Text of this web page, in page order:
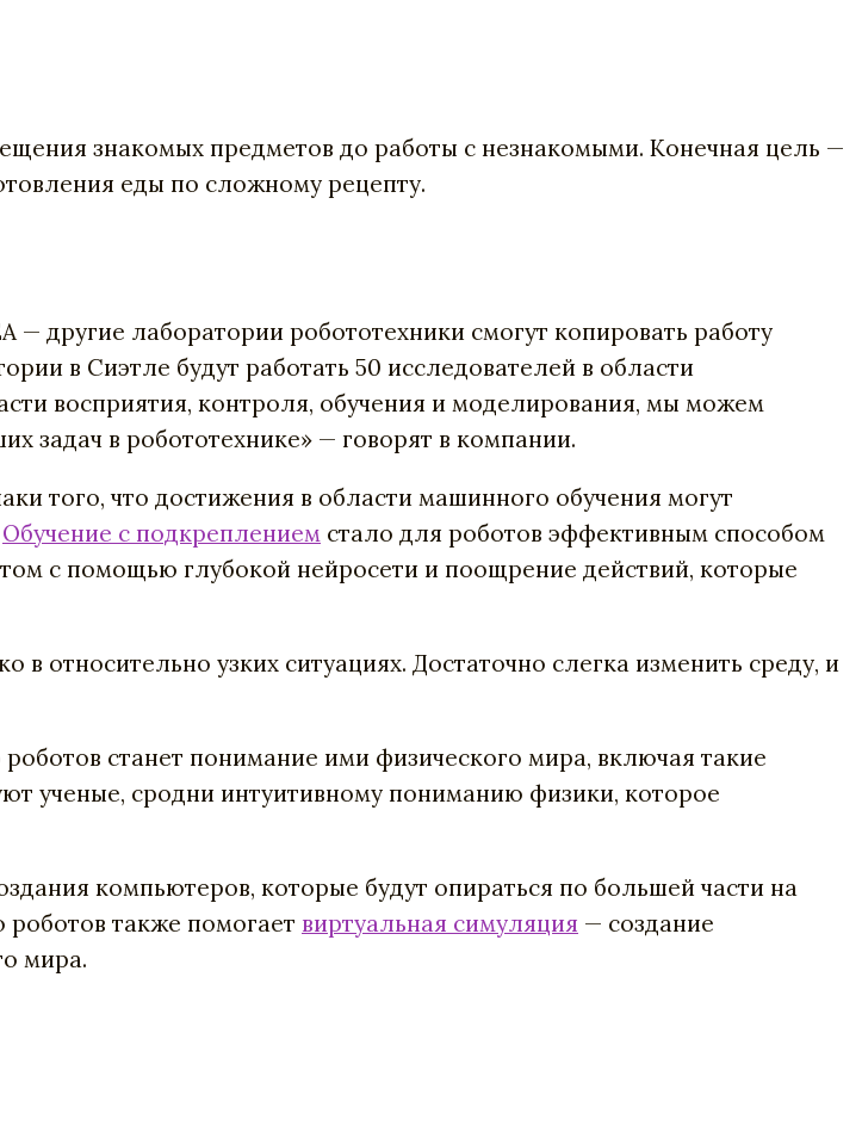
знакомых предметов до работы с незнакомыми. Конечная цель —
еды по сложному рецепту.
другие лаборатории робототехники смогут копировать работу
в Сиэтле будут работать 50 исследователей в области
восприятия, контроля, обучения и моделирования, мы можем
задач в робототехнике» — говорят в компании.
того, что достижения в области машинного обучения могут
Обучение с подкреплением стало для роботов эффективным способом
с помощью глубокой нейросети и поощрение действий, которые
относительно узких ситуациях. Достаточно слегка изменить среду, и
станет понимание ими физического мира, включая такие
ученые, сродни интуитивному пониманию физики, которое
компьютеров, которые будут опираться по большей части на
роботов также помогает виртуальная симуляция — создание
мира.